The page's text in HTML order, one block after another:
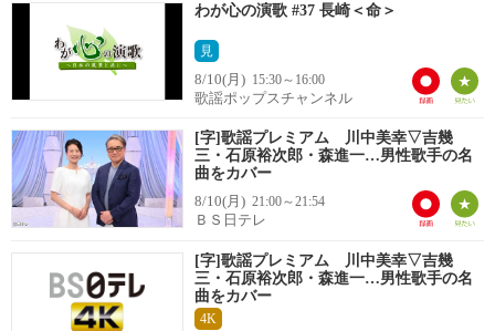
わが心の演歌 #37 長崎＜命＞
見
8/10(月) 15:30～16:00
歌謡ポップスチャンネル
[字]歌謡プレミアム 川中美幸▽吉幾
三・石原裕次郎・森進一…男性歌手の名
曲をカバー
8/10(月) 21:00～21:54
ＢＳ日テレ
[字]歌謡プレミアム 川中美幸▽吉幾
三・石原裕次郎・森進一…男性歌手の名
曲をカバー
4K